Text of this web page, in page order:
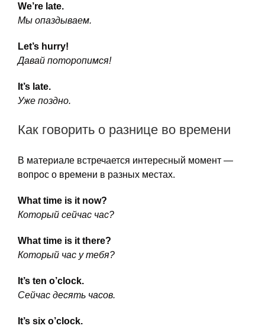
We’re late.
Мы опаздываем.
Let’s hurry!
Давай поторопимся!
It’s late.
Уже поздно.
Как говорить о разнице во времени
В материале встречается интересный момент —
вопрос о времени в разных местах.
What time is it now?
Который сейчас час?
What time is it there?
Который час у тебя?
It’s ten o’clock.
Сейчас десять часов.
It’s six o’clock.